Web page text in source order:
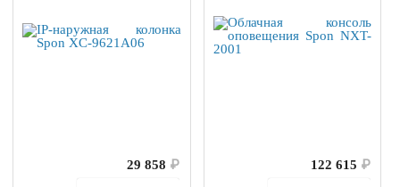
29 858 ₽
122 615 ₽